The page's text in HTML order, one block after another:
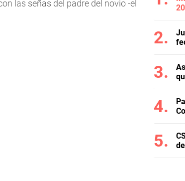
las señas del padre del novio -el